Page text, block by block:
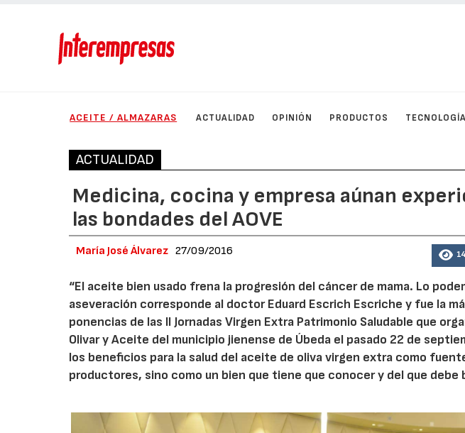
ACEITE / ALMAZARAS ACTUALIDAD OPINIÓN PRODUCTOS TECNOLOGÍA
ACTUALIDAD
Medicina, cocina y empresa aúnan
las bondades del AOVE
María José Álvarez 27/09/2016
“El aceite bien usado frena la progresión del cáncer de mama. Lo
aseveración corresponde al doctor Eduard Escrich Escriche y fue la
ponencias de las II Jornadas Virgen Extra Patrimonio Saludable que
Olivar y Aceite del municipio jienense de Úbeda el pasado 22 de
los beneficios para la salud del aceite de oliva virgen extra como
productores, sino como un bien que tiene que conocer y del que